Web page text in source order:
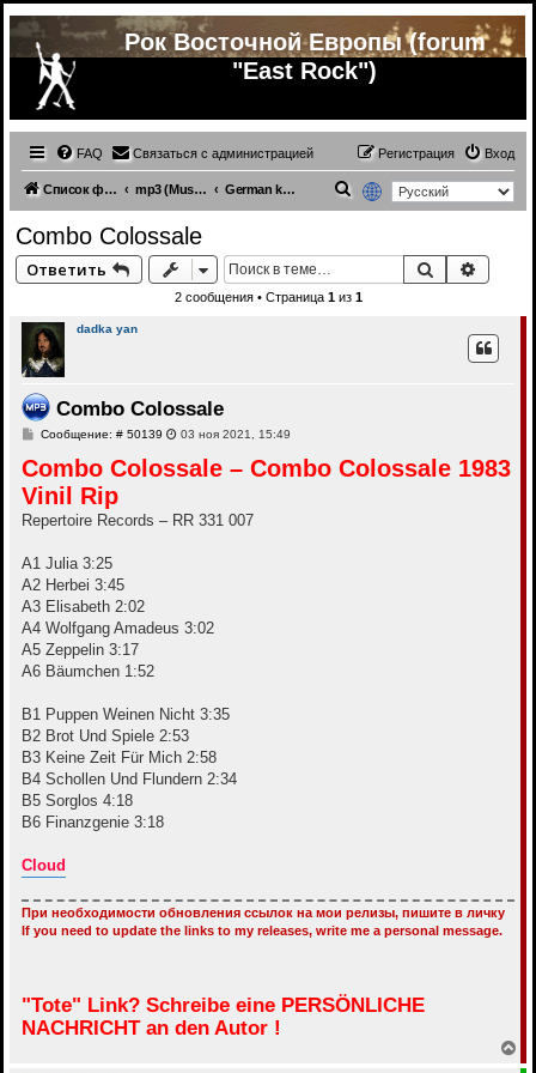
Рок Восточной Европы (forum
"East Rock")
FAQ Связаться с администрацией Вход
Регистрация
Список форумов mp3 (Music from other countries) German krautrock bands (mp3)
к
Combo Colossale
Ответить Поиск
2 сообщения • Страница 1из 1
dadka yan
Combo Colossale
Сообщение: # 50139С
о
б
н
03 ноя 2021, 15:49
Combo Colossale ‎– Combo Colossale 1983
Vinil Rip
Repertoire Records ‎– RR 331 007
A1 Julia 3:25
A2 Herbei 3:45
A3 Elisabeth 2:02
A4 Wolfgang Amadeus 3:02
A5 Zeppelin 3:17
A6 Bäumchen 1:52
B1 Puppen Weinen Nicht 3:35
B2 Brot Und Spiele 2:53
B3 Keine Zeit Für Mich 2:58
B4 Schollen Und Flundern 2:34
B5 Sorglos 4:18
B6 Finanzgenie 3:18
Cloud
При необходимости обновления ссылок на мои релизы, пишите в личку
If you need to update the links to my releases, write me a personal message.
"Tote" Link? Schreibe eine PERSÖNLICHE
NACHRICHT an den Autor !
е